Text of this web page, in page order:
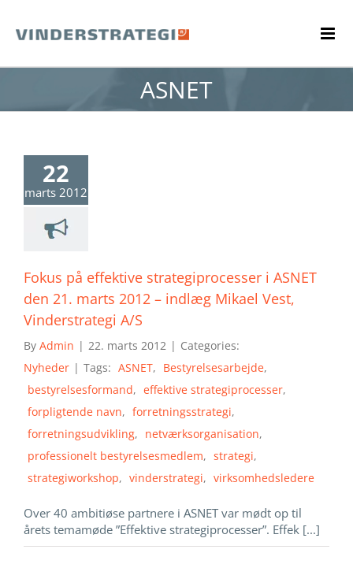
content
ASNET
22
marts 2012
Fokus på effektive strategiprocesser i ASNET
den 21. marts 2012 – indlæg Mikael Vest,
Vinderstrategi A/S
By Admin | 22. marts 2012 | Categories:
Nyheder | Tags: ASNET, Bestyrelsesarbejde,
bestyrelsesformand, effektive strategiprocesser,
forpligtende navn, forretningsstrategi,
forretningsudvikling, netværksorganisation,
professionelt bestyrelsesmedlem, strategi,
strategiworkshop, vinderstrategi, virksomhedsledere
Over 40 ambitiøse partnere i ASNET var mødt op til
årets temamøde ”Effektive strategiprocesser”. Effek [...]